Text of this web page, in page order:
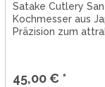
Satake Cutlery
Kochmesser aus
Präzision zum
45,00 € *